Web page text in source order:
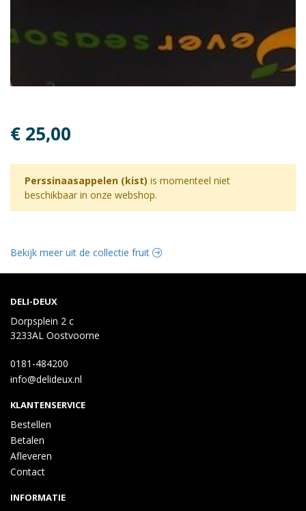
€ 25,00
Perssinaasappelen (kist) is momenteel niet
beschikbaar in onze webshop.
Bekijk meer uit de collectie fruit
DELI-DEUX
Dorpsplein 2 c
3233AL Oostvoorne
0181-484200
info@delideux.nl
KLANTENSERVICE
Bestellen
Betalen
Afleveren
Contact
INFORMATIE